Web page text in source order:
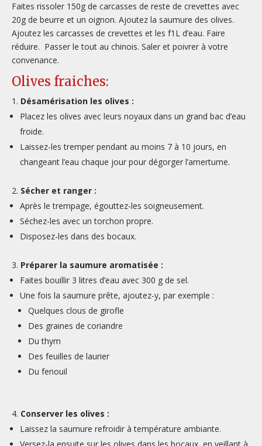
Faites rissoler 150g de carcasses de reste de crevettes avec
20g de beurre et un oignon. Ajoutez la saumure des olives.
Ajoutez les carcasses de crevettes et les f1L d’eau. Faire
réduire. Passer le tout au chinois. Saler et poivrer à votre
convenance.
Olives fraiches:
Désamérisation les olives :
Placez les olives avec leurs noyaux dans un grand bac d’eau
froide.
Laissez-les tremper pendant au moins 7 à 10 jours, en
changeant l’eau chaque jour pour dégorger l’amertume.
Sécher et ranger :
Après le trempage, égouttez-les soigneusement.
Séchez-les avec un torchon propre.
Disposez-les dans des bocaux.
Préparer la saumure aromatisée :
Faites bouillir 3 litres d’eau avec 300 g de sel.
Une fois la saumure prête, ajoutez-y, par exemple :
Quelques clous de girofle
Des graines de coriandre
Du thym
Des feuilles de laurier
Du fenouil
Conserver les olives :
Laissez la saumure refroidir à température ambiante.